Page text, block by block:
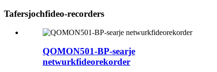
Tafersjochfideo-recorders
QOMON501-BP-searje
netwurkfideorekorder